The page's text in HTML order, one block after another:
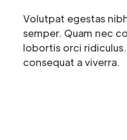
Volutpat egestas
semper. Quam nec
lobortis orci
consequat a viverra.